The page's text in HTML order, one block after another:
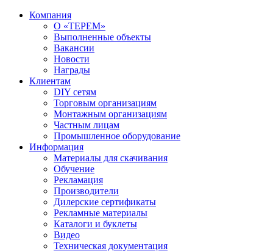
Компания
О «ТЕРЕМ»
Выполненные объекты
Вакансии
Новости
Награды
Клиентам
DIY сетям
Торговым организациям
Монтажным организациям
Частным лицам
Промышленное оборудование
Информация
Материалы для скачивания
Обучение
Рекламация
Производители
Дилерские сертификаты
Рекламные материалы
Каталоги и буклеты
Видео
Техническая документация